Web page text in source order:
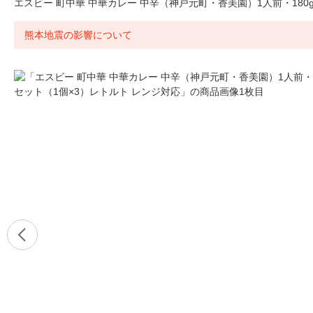
エスビー 町中華 中華カレー 中辛（神戸元町・香美園）1人前・
熊本地震の影響について